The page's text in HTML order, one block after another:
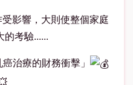
影響，大則使整個家庭
的考驗......
治療的財務衝擊」